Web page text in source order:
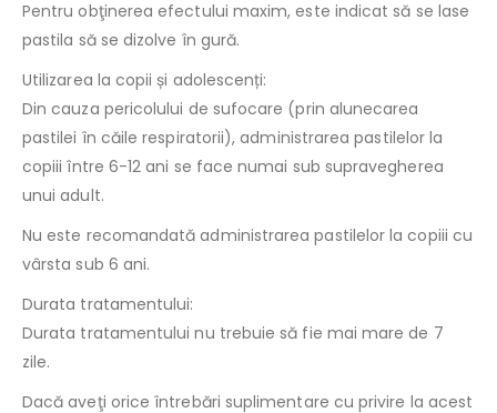
Pentru obţinerea efectului maxim, este indicat să se lase
pastila să se dizolve în gură.
Utilizarea la copii și adolescenți:
Din cauza pericolului de sufocare (prin alunecarea
pastilei în căile respiratorii), administrarea pastilelor la
copiii între 6-12 ani se face numai sub supravegherea
unui adult.
Nu este recomandată administrarea pastilelor la copiii cu
vârsta sub 6 ani.
Durata tratamentului:
Durata tratamentului nu trebuie să fie mai mare de 7
zile.
Dacă aveţi orice întrebări suplimentare cu privire la acest